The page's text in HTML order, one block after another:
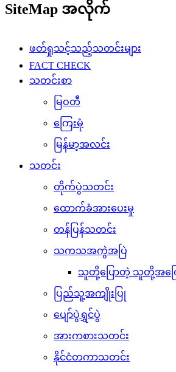
SiteMap အလိုက်
ဖတ်ရှုသင့်သည့်သတင်းများ
FACT CHECK
သတင်းစာ
မြဝတီ
ကြေးမုံ
မြန်မာ့အလင်း
သတင်း
တိုက်ပွဲသတင်း
ထောက်ခံအားပေးမှု
တန်ပြန်သတင်း
သကသအကွဲအပြဲ
သူတို့ပြောတဲ့ သူတို့အကြ
ပြည်သူ့အကျိုးပြု
ပျော်ပွဲရွှင်ပွဲ
အားကစားသတင်း
နိုင်ငံတကာသတင်း